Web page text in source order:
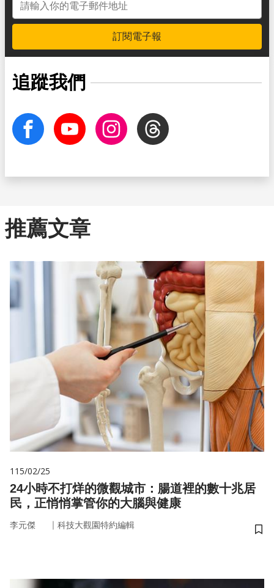
訂閱電子報
追蹤我們
facebook Youtube InstagramThreads
推薦文章
115/02/25
24小時不打烊的微觀城市：腸道裡的數十兆居
民，正悄悄掌管你的大腦與健康
李元傑 ｜ 科技大觀園特約編輯
儲